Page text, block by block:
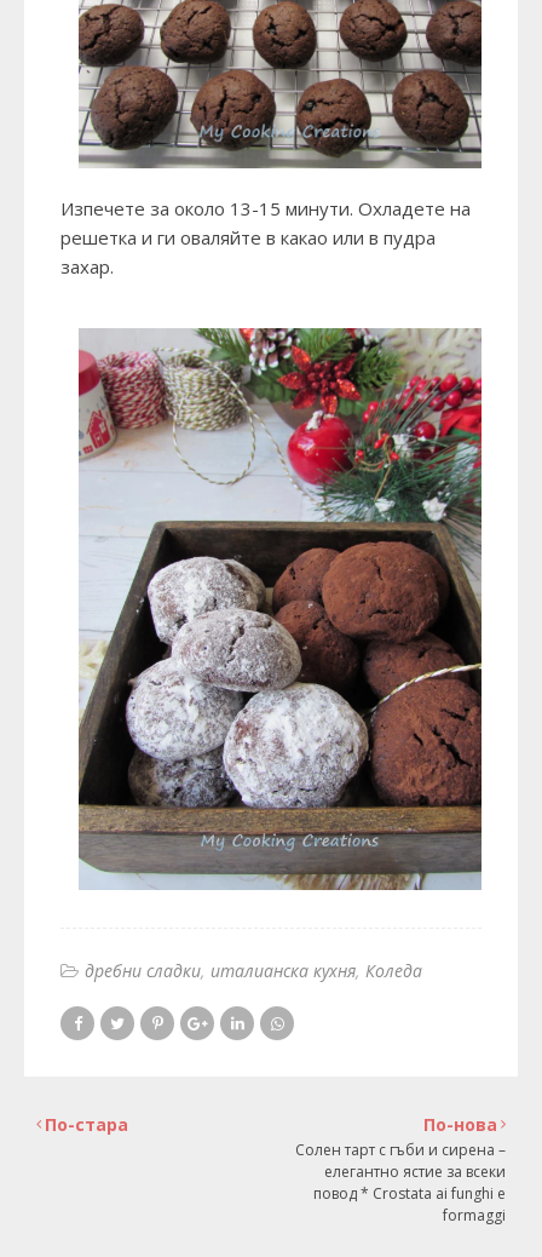
Изпечете за около 13-15 минути. Охладете на
решетка и ги оваляйте в какао или в пудра
захар.
дребни сладки италианска кухня Коледа
По-нова
Солен тарт с гъби и сирена –
елегантно ястие за всеки
повод * Crostata ai funghi e
formaggi
По-стара